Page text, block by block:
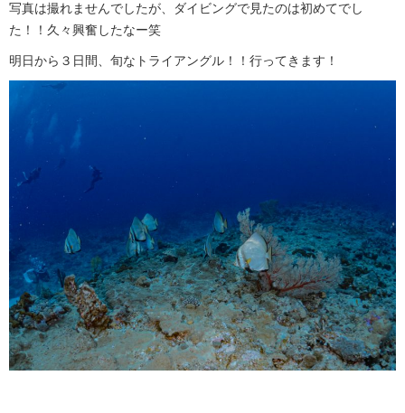
写真は撮れませんでしたが、ダイビングで見たのは初めてでし
た！！久々興奮したなー笑
明日から３日間、旬なトライアングル！！行ってきます！